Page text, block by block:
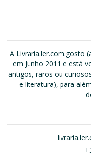
A Livraria.ler.com.gosto
em Junho 2011 e está
antigos, raros ou
e literatura), para